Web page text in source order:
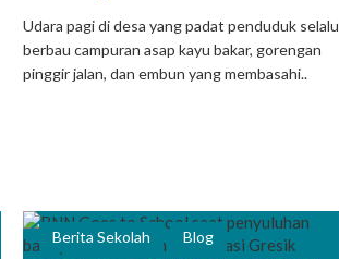
Udara pagi di desa yang padat penduduk selalu
berbau campuran asap kayu bakar, gorengan
pinggir jalan, dan embun yang membasahi..
Berita Sekolah Blog